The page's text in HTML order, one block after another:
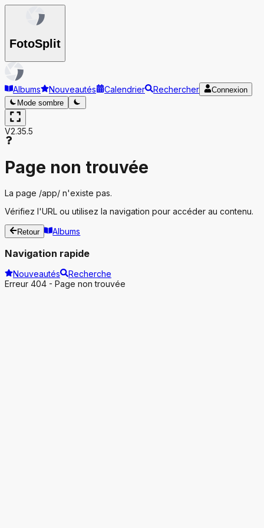
FotoSplit
Albums Nouveautés Calendrier Rechercher
Connexion
Mode sombre
V2.35.5
Page non trouvée
La page /app/ n'existe pas.
Vérifiez l'URL ou utilisez la navigation pour accéder au contenu.
Retour Albums
Navigation rapide
Nouveautés
Recherche
Erreur 404 - Page non trouvée